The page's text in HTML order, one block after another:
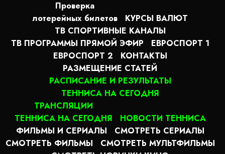
Проверка
лотерейных билетов
КУРСЫ ВАЛЮТ
ТВ СПОРТИВНЫЕ КАНАЛЫ
ТВ ПРОГРАММЫ ПРЯМОЙ ЭФИР
ЕВРОСПОРТ 1
ЕВРОСПОРТ 2
КОНТАКТЫ
РАЗМЕЩЕНИЕ СТАТЕЙ
РАСПИСАНИЕ И РЕЗУЛЬТАТЫ
ТЕННИСА НА СЕГОДНЯ
ТРАНСЛЯЦИИ
ТЕННИСА НА СЕГОДНЯ
НОВОСТИ ТЕННИСА
ФИЛЬМЫ И СЕРИАЛЫ
СМОТРЕТЬ СЕРИАЛЫ
СМОТРЕТЬ ФИЛЬМЫ
СМОТРЕТЬ МУЛЬТФИЛЬМЫ